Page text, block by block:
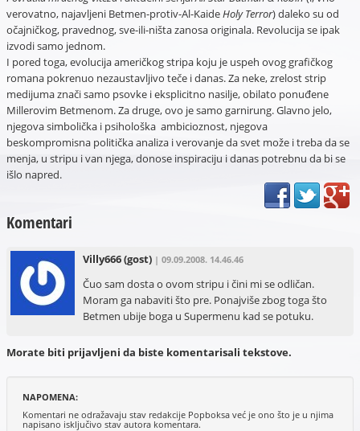
verovatno, najavljeni Betmen-protiv-Al-KaideHoly Terror) daleko su od
očajničkog, pravednog, sve-ili-ništa zanosa originala. Revolucija se ipak
izvodi samo jednom.
I pored toga, evolucija američkog stripa koju je uspeh ovog grafičkog
romana pokrenuo nezaustavljivo teče i danas. Za neke, zrelost strip
medijuma znači samo psovke i eksplicitno nasilje, obilato ponuđene
Millerovim Betmenom. Za druge, ovo je samo garnirung. Glavno jelo,
njegova simbolička i psihološka ambicioznost, njegova
beskompromisna politička analiza i verovanje da svet može i treba da se
menja, u stripu i van njega, donose inspiraciju i danas potrebnu da bi se
išlo napred.
Komentari
Villy666(gost) | 09.09.2008. 14.46.46
Čuo sam dosta o ovom stripu i čini mi se odličan.
Moram ga nabaviti što pre. Ponajviše zbog toga što
Betmen ubije boga u Supermenu kad se potuku.
Morate biti prijavljeni da biste komentarisali tekstove.
NAPOMENA:
Komentari ne odražavaju stav redakcije Popboksa već je ono što je u njima
napisano isključivo stav autora komentara.